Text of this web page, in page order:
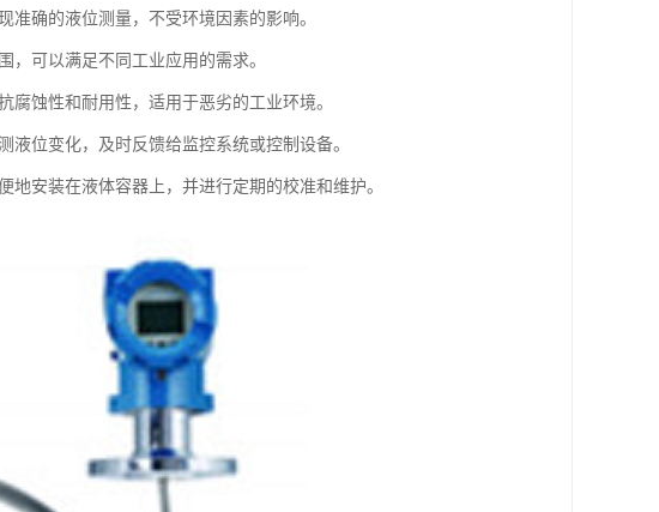
确的液位测量，不受环境因素的影响。
，可以满足不同工业应用的需求。
蚀性和耐用性，适用于恶劣的工业环境。
位变化，及时反馈给监控系统或控制设备。
安装在液体容器上，并进行定期的校准和维护。